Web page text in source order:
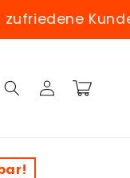
Kunden
Log
in
Cart